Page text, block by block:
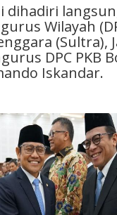
dihadiri
Wilayah
(Sultra),
DPC PKB
Iskandar.